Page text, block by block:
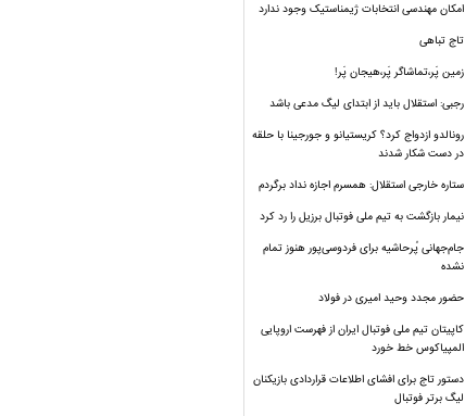
امکان مهندسی انتخابات ژیمناستیک وجود ندارد
تاج تباهی
زمین پَر،تماشاگر پَر،هیجان پَر!
رجبی: استقلال باید از ابتدای لیگ مدعی باشد
رونالدو ازدواج کرد؟ کریستیانو و جورجینا با حلقه
در دست شکار شدند
ستاره خارجی استقلال: همسرم اجازه نداد برگردم
نیمار بازگشت به تیم ملی فوتبال برزیل را رد کرد
جام‌جهانی پُرحاشیه برای فردوسی‌پور هنوز تمام
نشده
حضور مجدد وحید امیری در فولاد
کاپیتان تیم ملی فوتبال ایران از فهرست اروپایی
المپیاکوس خط خورد
دستور تاج برای افشای اطلاعات قراردادی بازیکنان
لیگ برتر فوتبال